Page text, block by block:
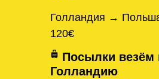
Голландия →
120€
Посылки везём
Голландию